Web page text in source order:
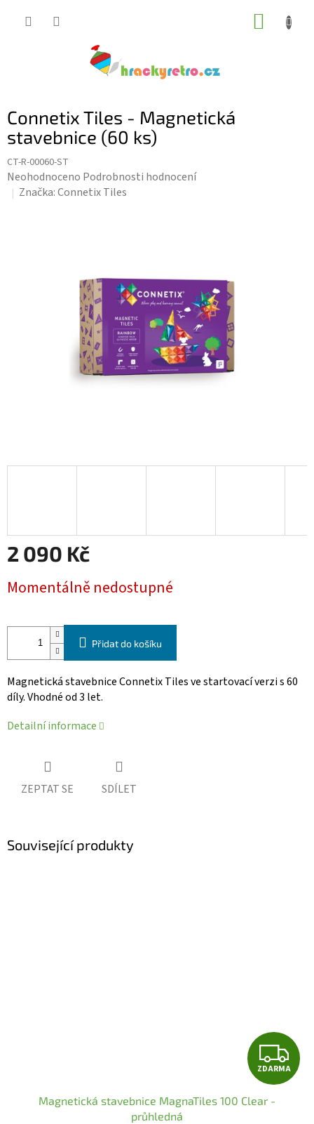
Connetix Tiles - Magnetická
stavebnice (60 ks)
CT-R-00060-ST
Průměrné
hodnocení
Neohodnoceno Podrobnosti hodnocení
Značka:Connetix Tiles
2 090 Kč
cena:
Momentálně nedostupné
Přidat do košíku
Magnetická stavebnice Connetix Tiles ve startovací verzi s 60
díly. Vhodné od 3 let.
Detailní informace
ZEPTAT SE SDÍLET
Související produkty
Z
D
ZDARMA
Magnetická stavebnice MagnaTiles 100 Clear -
průhledná